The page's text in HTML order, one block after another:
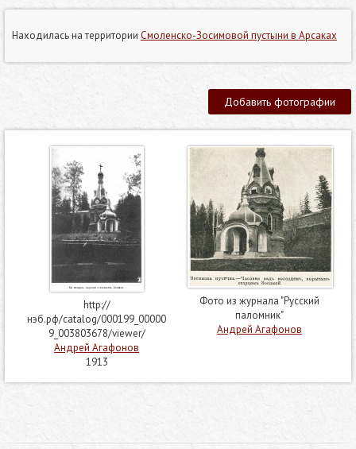
Находилась на территории Смоленско-Зосимовой пустыни в Арсаках
Добавить фотографии
http://
нэб.рф/catalog/000199_00000
9_003803678/viewer/
Андрей Агафонов
1913
Фото из журнала "Русский
паломник"
Андрей Агафонов